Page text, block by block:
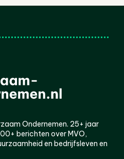
Ondernemen. 25+ jaar
berichten over MVO,
en bedrijfsleven en